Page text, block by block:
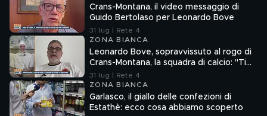
Crans-Montana, il video messaggio di
Guido Bertolaso per Leonardo Bove
31 lug | Rete 4
ZONA BIANCA
Leonardo Bove, sopravvissuto al rogo di
Crans-Montana, la squadra di calcio: "Ti
aspettiamo"
31 lug | Rete 4
ZONA BIANCA
Garlasco, il giallo delle confezioni di
Estathè: ecco cosa abbiamo scoperto